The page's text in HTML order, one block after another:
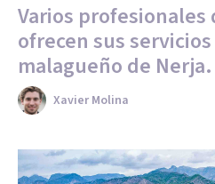
Varios profesionales
ofrecen sus
malagueño de Nerja.
Xavier Molina